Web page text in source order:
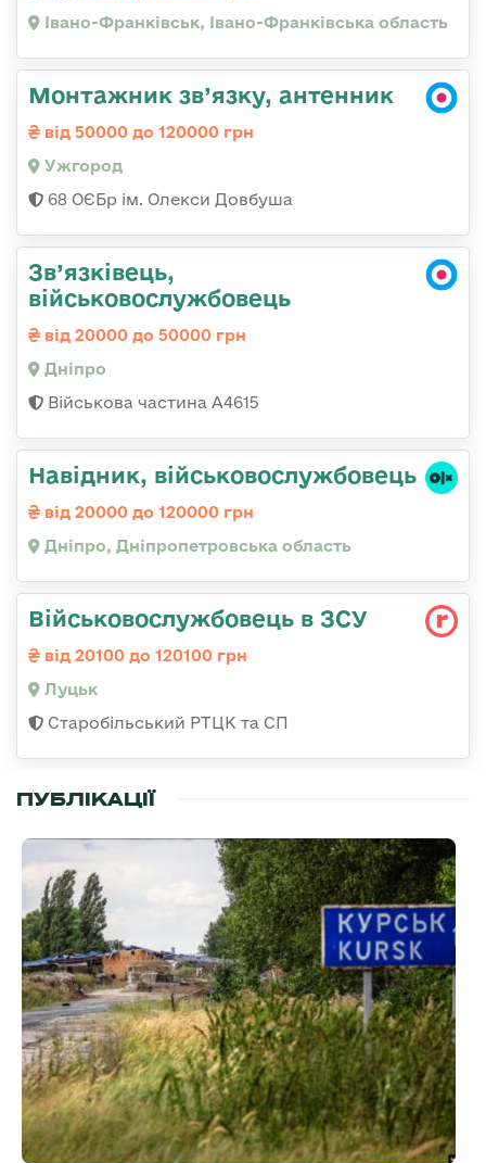
Івано-Франківськ, Івано-Франківська область
Монтажник зв’язку, антенник
від 50000 до 120000 грн
Ужгород
68 ОЄБр ім. Олекси Довбуша
Зв’язківець,
військовослужбовець
від 20000 до 50000 грн
Дніпро
Військова частина А4615
Навідник, військовослужбовець
від 20000 до 120000 грн
Дніпро, Дніпропетровська область
Військовослужбовець в ЗСУ
від 20100 до 120100 грн
Луцьк
Старобільський РТЦК та СП
ПУБЛІКАЦІЇ